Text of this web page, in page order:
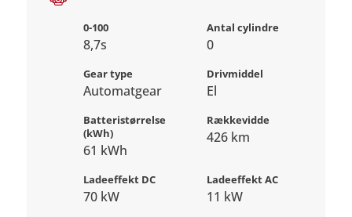
0-100
8,7s
Antal cylindre
0
Gear type
Automatgear
Drivmiddel
El
Batteristørrelse
(kWh)
61 kWh
Rækkevidde
426 km
Ladeeffekt DC
70 kW
Ladeeffekt AC
11 kW